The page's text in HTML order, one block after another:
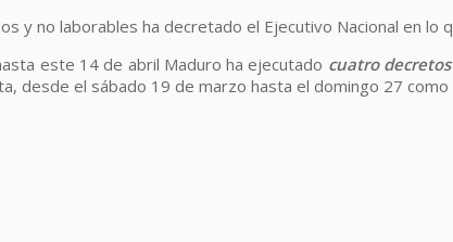
y no laborables ha decretado el Ejecutivo Nacional en lo
este 14 de abril Maduro ha ejecutado cuatro
desde el sábado 19 de marzo hasta el domingo 27